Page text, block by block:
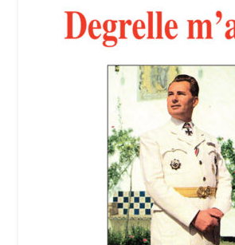
Login Customizer
Politique de confidentialité et cookies
Qui sommes-nous ?
Soutien à Philippe Randa
Suivi de la Commande